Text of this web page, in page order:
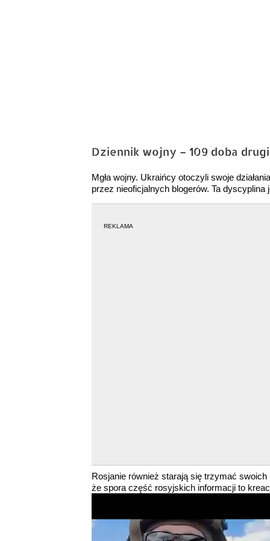
Dziennik wojny – 109 doba
Mgła wojny. Ukraińcy otoczyli swoje
przez nieoficjalnych blogerów. Ta dyscyplina
REKLAMA
Rosjanie również starają się trzymać
że spora część rosyjskich informacji to